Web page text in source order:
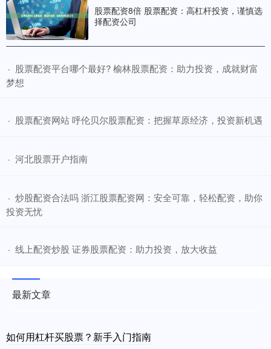
股票配资8倍 股票配资：高杠杆投资，谨慎选
择配资公司
· ​股票配资平台哪个最好? 榆林股票配资：助力投资，成就财富
梦想
· ​股票配资网站 呼伦贝尔股票配资：把握草原经济，投资新机遇
· ​河北股票开户指南
· ​炒股配资合法吗 浙江股票配资网：安全可靠，轻松配资，助你
投资无忧
· ​线上配资炒股 证券股票配资：助力投资，放大收益
最新文章
如何用杠杆买股票？新手入门指南